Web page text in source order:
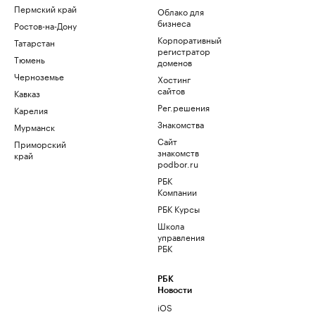
Пермский край
Ростов-на-Дону
Татарстан
Тюмень
Черноземье
Кавказ
Карелия
Мурманск
Приморский
край
Облако для
бизнеса
Корпоративный
регистратор
доменов
Хостинг
сайтов
Рег.решения
Знакомства
Сайт
знакомств
podbor.ru
РБК
Компании
РБК Курсы
Школа
управления
РБК
РБК
Новости
iOS